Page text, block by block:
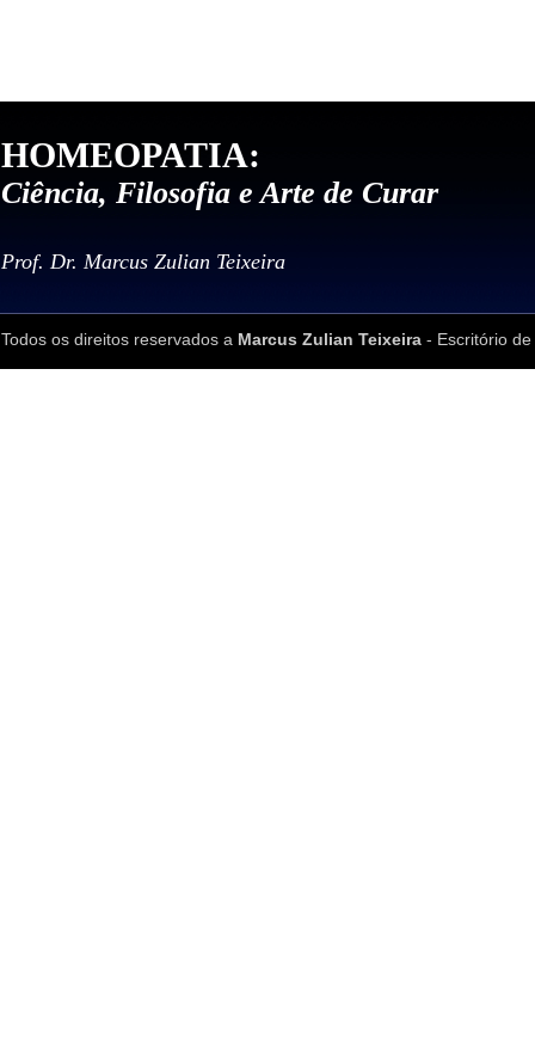
HOMEOPATIA:
Ciência, Filosofia e Arte de Curar
Prof. Dr. Marcus Zulian Teixeira
Todos os direitos reservados a Marcus Zulian Teixeira - Escritório